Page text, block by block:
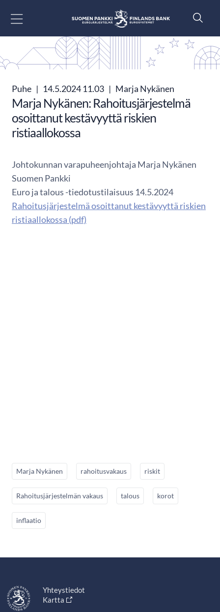
Puhe | 14.5.2024 11.03 | Marja Nykänen
Marja Nykänen: Rahoitusjärjestelmä
osoittanut kestävyyttä riskien
ristiaallokossa
Johtokunnan varapuheenjohtaja Marja Nykänen
Suomen Pankki
Euro ja talous -tiedotustilaisuus 14.5.2024
Rahoitusjärjestelmä osoittanut kestävyyttä riskien
ristiaallokossa (pdf)
Marja Nykänen rahoitusvakaus riskit
Rahoitusjärjestelmän vakaus talous korot
inflaatio
Yhteystiedot
Kartta